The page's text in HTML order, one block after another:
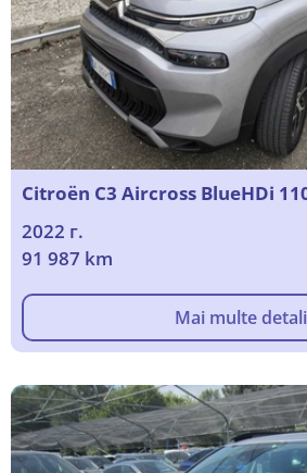
Citroën C3 Aircross BlueHDi
2022 г.
91 987 km
Mai multe